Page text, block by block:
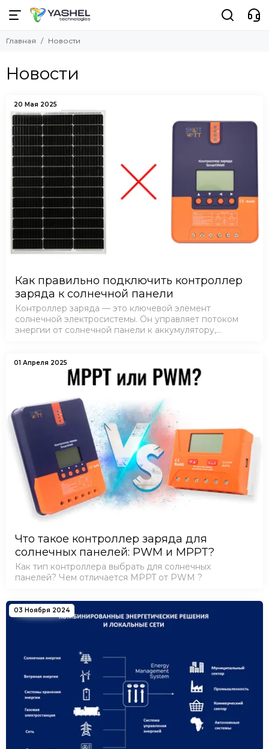
Главная Новости
Новости
20 Мая 2025
Как правильно подключить контроллер
заряда к солнечной панели
Контроллер заряда — это ключевой элемент
солнечной электросистемы. Он управляет потоком
энергии от солнечной панели к аккумулятору,
01 Апреля 2025
Что такое контроллер заряда для
солнечных панелей: PWM и MPPT?
Как тип контроллера выбрать для солнечных
панелей? Чем отличается MPPT от PWM ?
03 Ноября 2024